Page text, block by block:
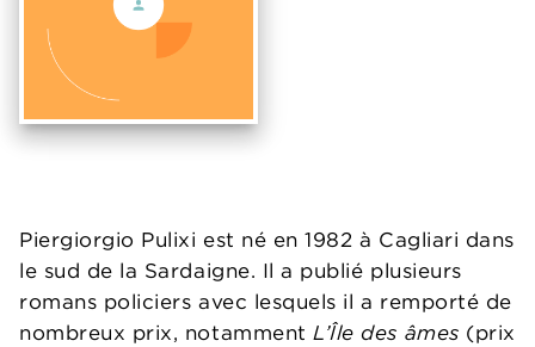
Piergiorgio Pulixi est né en 1982 à Cagliari dans
le sud de la Sardaigne. Il a publié plusieurs
romans policiers avec lesquels il a remporté de
nombreux prix, notammentL’Île des âmes (prix